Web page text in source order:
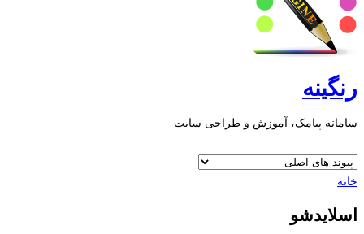
رنگینه
سامانه پیامک، آموزش و طراحی سایت
خانه
اسلایدشو